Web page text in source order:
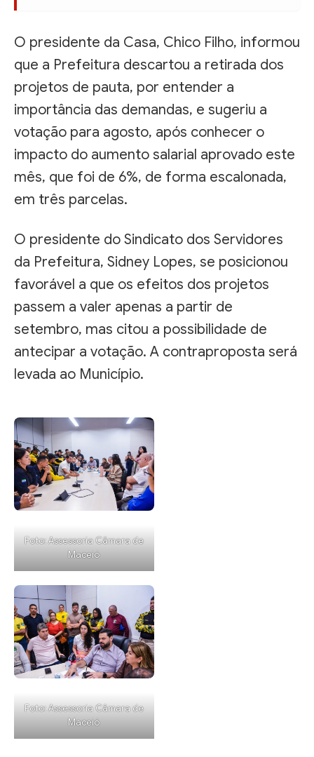
O presidente da Casa, Chico Filho, informou
que a Prefeitura descartou a retirada dos
projetos de pauta, por entender a
importância das demandas, e sugeriu a
votação para agosto, após conhecer o
impacto do aumento salarial aprovado este
mês, que foi de 6%, de forma escalonada,
em três parcelas.
O presidente do Sindicato dos Servidores
da Prefeitura, Sidney Lopes, se posicionou
favorável a que os efeitos dos projetos
passem a valer apenas a partir de
setembro, mas citou a possibilidade de
antecipar a votação. A contraproposta será
levada ao Município.
Foto: Assessoria Câmara de
Maceió
Foto: Assessoria Câmara de
Maceió